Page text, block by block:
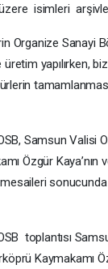
isimleri
Organize Sanayi
yapılırken,
Samsun Valisi
Özgür Kaya’nın
sonucunda
toplantısı
Kaymakamı